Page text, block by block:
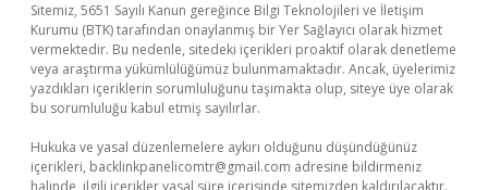
Sitemiz, 5651 Sayılı Kanun gereğince Bilgi Teknolojileri ve İletişim
Kurumu (BTK) tarafından onaylanmış bir Yer Sağlayıcı olarak hizmet
vermektedir. Bu nedenle, sitedeki içerikleri proaktif olarak denetleme
veya araştırma yükümlülüğümüz bulunmamaktadır. Ancak, üyelerimiz
yazdıkları içeriklerin sorumluluğunu taşımakta olup, siteye üye olarak
bu sorumluluğu kabul etmiş sayılırlar.
Hukuka ve yasal düzenlemelere aykırı olduğunu düşündüğünüz
içerikleri, backlinkpanelicomtr@gmail.com adresine bildirmeniz
halinde, ilgili içerikler yasal süre içerisinde sitemizden kaldırılacaktır.